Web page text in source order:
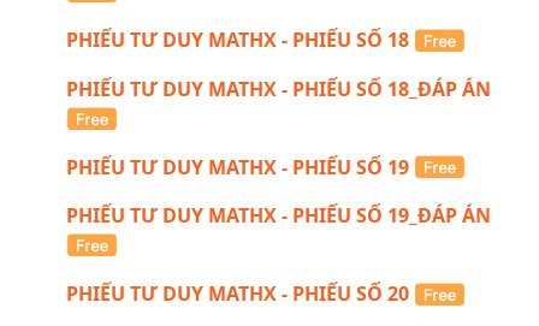
PHIẾU TƯ DUY MATHX - PHIẾU SỐ 18
PHIẾU TƯ DUY MATHX - PHIẾU SỐ 18_ĐÁP ÁN
PHIẾU TƯ DUY MATHX - PHIẾU SỐ 19
PHIẾU TƯ DUY MATHX - PHIẾU SỐ 19_ĐÁP ÁN
PHIẾU TƯ DUY MATHX - PHIẾU SỐ 20